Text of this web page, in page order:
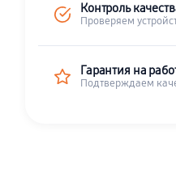
Контроль
Проверяем
Гарантия на
Подтверждаем